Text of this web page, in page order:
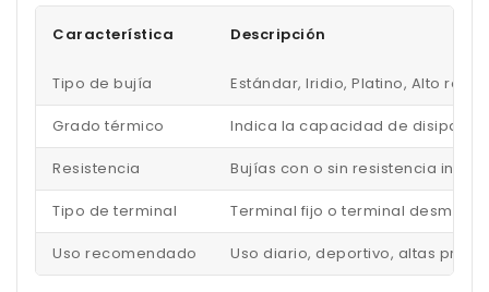
Característica Descripción
Tipo de bujía Estándar, Iridio, Platino, Alto
Grado térmico Indica la capacidad de disipar
Resistencia Bujías con o sin resistencia
Tipo de terminal Terminal fijo o terminal
Uso recomendado Uso diario, deportivo, altas